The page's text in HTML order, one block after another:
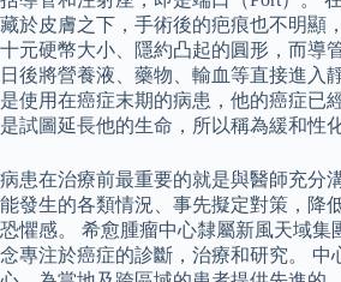
藏於皮膚之下，手術後的疤痕也不明顯
十元硬幣大小、隱約凸起的圓形，而導
日後將營養液、藥物、輸血等直接進入
是使用在癌症末期的病患，他的癌症已
是試圖延長他的生命，所以稱為緩和性化
病患在治療前最重要的就是與醫師充分
能發生的各類情況、事先擬定對策，降
恐懼感。 希愈腫瘤中心隸屬新風天域集
念專注於癌症的診斷，治療和研究。 中